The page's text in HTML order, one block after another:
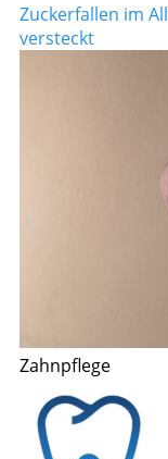
Zuckerfallen im
versteckt
Zahnpflege